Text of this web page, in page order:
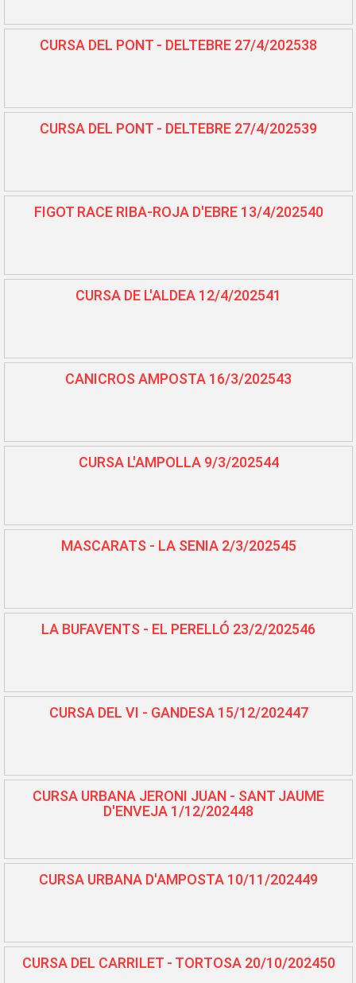
CURSA DEL PONT - DELTEBRE 27/4/202538
CURSA DEL PONT - DELTEBRE 27/4/202539
FIGOT RACE RIBA-ROJA D'EBRE 13/4/202540
CURSA DE L'ALDEA 12/4/202541
CANICROS AMPOSTA 16/3/202543
CURSA L'AMPOLLA 9/3/202544
MASCARATS - LA SENIA 2/3/202545
LA BUFAVENTS - EL PERELLÓ 23/2/202546
CURSA DEL VI - GANDESA 15/12/202447
CURSA URBANA JERONI JUAN - SANT JAUME
D'ENVEJA 1/12/202448
CURSA URBANA D'AMPOSTA 10/11/202449
CURSA DEL CARRILET - TORTOSA 20/10/202450